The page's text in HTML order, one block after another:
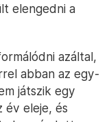
elengedni a
azáltal,
abban az egy-
játszik egy
év eleje, és